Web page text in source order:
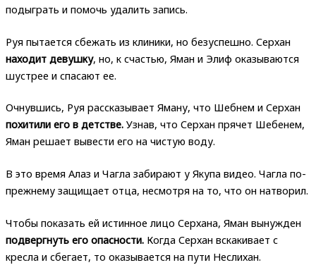
подыграть и помочь удалить запись.
Руя пытается сбежать из клиники, но безуспешно. Серхан
находит девушку, но, к счастью, Яман и Элиф оказываются
шустрее и спасают ее.
Очнувшись, Руя рассказывает Яману, что Шебнем и Серхан
похитили его в детстве. Узнав, что Серхан прячет Шебенем,
Яман решает вывести его на чистую воду.
В это время Алаз и Чагла забирают у Якупа видео. Чагла по-
прежнему защищает отца, несмотря на то, что он натворил.
Чтобы показать ей истинное лицо Серхана, Яман вынужден
подвергнуть его опасности. Когда Серхан вскакивает с
кресла и сбегает, то оказывается на пути Неслихан.